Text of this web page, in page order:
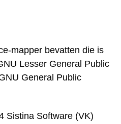
mapper bevatten die is
Lesser General Public
General Public
Sistina Software (VK)